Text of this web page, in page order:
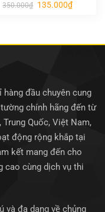
350.000₫ Giá
gốc
135.000₫Giá
hiện
hàng đầu chuyên cung
chính hãng đến từ
Quốc, Việt Nam,
động rộng khắp tại
kết mang đến cho
cao cùng dịch vụ thi
và đa dạng về chủng